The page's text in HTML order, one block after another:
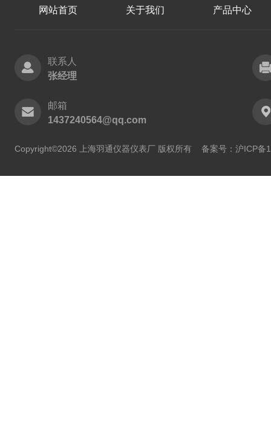
网站首页 关于我们 产品中心
联系人
张经理
邮箱
1437240564@qq.com
Copyright©2026 上海羽通仪器仪表厂 版权所有 备案号：沪ICP备